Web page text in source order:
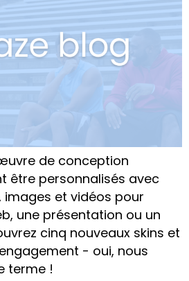
de conception
être personnalisés avec
et vidéos pour
une présentation ou un
cinq nouveaux skins et
- oui, nous
terme !